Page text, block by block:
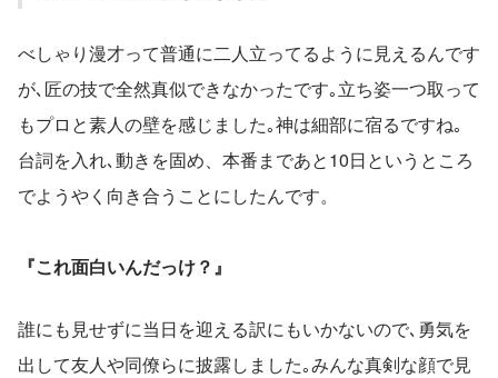
べしゃり漫才って普通に二人立ってるように見えるんです
が､匠の技で全然真似できなかったです｡立ち姿一つ取って
もプロと素人の壁を感じました｡神は細部に宿るですね｡
台詞を入れ､動きを固め、本番まであと10日というところ
でようやく向き合うことにしたんです。
『これ面白いんだっけ？』
誰にも見せずに当日を迎える訳にもいかないので､勇気を
出して友人や同僚らに披露しました｡みんな真剣な顔で見